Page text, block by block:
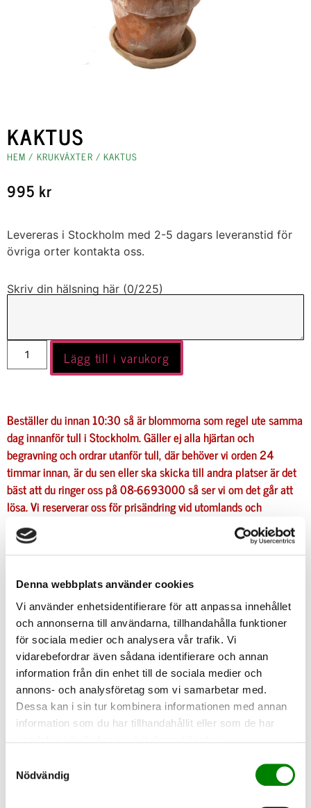
Denna webbplats använder cookies
Vi använder enhetsidentifierare för att anpassa innehållet
och annonserna till användarna, tillhandahålla funktioner
för sociala medier och analysera vår trafik. Vi
vidarebefordrar även sådana identifierare och annan
information från din enhet till de sociala medier och
annons- och analysföretag som vi samarbetar med.
Dessa kan i sin tur kombinera informationen med annan
information som du har tillhandahållit eller som de har
Nödvändig
KAKTUS
HEM / KRUKVÄXTER / KAKTUS
995 kr
Levereras i Stockholm med 2-5 dagars leveranstid för
övriga orter kontakta oss.
Skriv din hälsning här (0/225)
Lägg till i varukorg
Beställer du innan 10:30 så är blommorna som regel ute samma
dag innanför tull i Stockholm. Gäller ej alla hjärtan och
begravning och ordrar utanför tull, där behöver vi orden 24
timmar innan, är du sen eller ska skicka till andra platser är det
bäst att du ringer oss på 08-6693000 så ser vi om det går att
lösa. Vi reserverar oss för prisändring vid utomlands och
glesbygds ordrar.
Beskrivning
Kommer med lerkruka och fat.
TILLVAL